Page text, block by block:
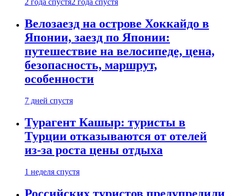
2 года спустя2 года спустя
Велозаезд на острове Хоккайдо в
Японии, заезд по Японии:
путешествие на велосипеде, цена,
безопасность, маршрут,
особенности
7 дней спустя
Турагент Кашыр: туристы в
Турции отказываются от отелей
из-за роста цены отдыха
1 неделя спустя
Российских туристов предупредили